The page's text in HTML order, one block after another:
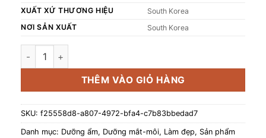
XUẤT XỨ THƯƠNG HIỆU
South Korea
NƠI SẢN XUẤT
South Korea
Kem dưỡng ẩm dịu da Thuần chay BEYOND Angel Aqua
THÊM VÀO GIỎ HÀNG
SKU: f25558d8-a807-4972-bfa4-c7b83bbedad7
Danh mục: Dưỡng ẩm, Dưỡng mắt-môi, Làm đẹp, Sản phẩm